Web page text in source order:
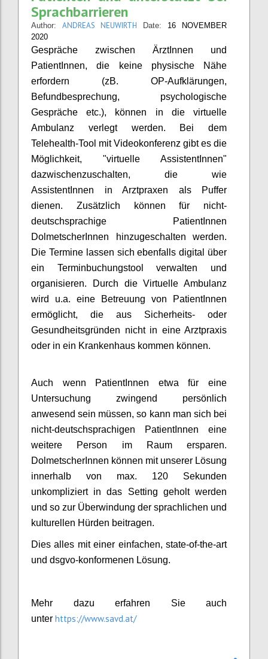
Sprachbarrieren
Author: ANDREAS NEUWIRTH Date: 16 NOVEMBER
2020
Gespräche zwischen ÄrztInnen und
PatientInnen, die keine physische Nähe
erfordern (zB. OP-Aufklärungen,
Befundbesprechung, psychologische
Gespräche etc.), können in die virtuelle
Ambulanz verlegt werden. Bei dem
Telehealth-Tool mit Videokonferenz gibt es die
Möglichkeit, "virtuelle AssistentInnen"
dazwischenzuschalten, die wie
AssistentInnen in Arztpraxen als Puffer
dienen. Zusätzlich können für nicht-
deutschsprachige PatientInnen
DolmetscherInnen hinzugeschalten werden.
Die Termine lassen sich ebenfalls digital über
ein Terminbuchungstool verwalten und
organisieren. Durch die Virtuelle Ambulanz
wird u.a. eine Betreuung von PatientInnen
ermöglicht, die aus Sicherheits- oder
Gesundheitsgründen nicht in eine Arztpraxis
oder in ein Krankenhaus kommen können.
Auch wenn PatientInnen etwa für eine
Untersuchung zwingend persönlich
anwesend sein müssen, so kann man sich bei
nicht-deutschsprachigen PatientInnen eine
weitere Person im Raum ersparen.
DolmetscherInnen können mit unserer Lösung
innerhalb von max. 120 Sekunden
unkompliziert in das Setting geholt werden
und so zur Überwindung der sprachlichen und
kulturellen Hürden beitragen.
Dies alles mit einer einfachen, state-of-the-art
und dsgvo-konformenen Lösung.
Mehr dazu erfahren Sie auch
unter https://www.savd.at/